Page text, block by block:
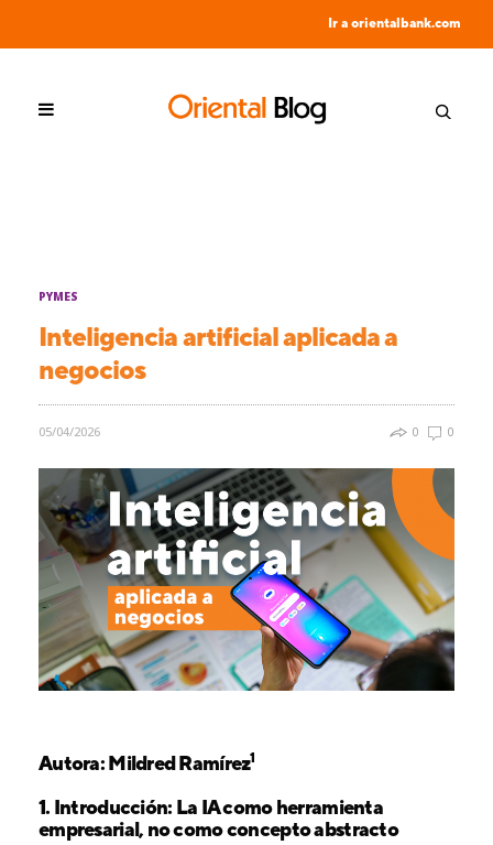
Ir a orientalbank.com
PYMES
Inteligencia artificial aplicada a
negocios
05/04/2026 0 0
Autora: Mildred Ramírez1
1. Introducción: La IA como herramienta
empresarial, no como concepto abstracto